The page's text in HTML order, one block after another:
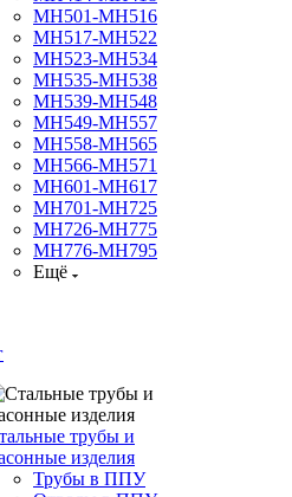
МН501-МН516
МН517-МН522
МН523-МН534
МН535-МН538
МН539-МН548
МН549-МН557
МН558-МН565
МН566-МН571
МН601-МН617
МН701-МН725
МН726-МН775
МН776-МН795
Ещё
трубы и
изделия
Трубы в ППУ